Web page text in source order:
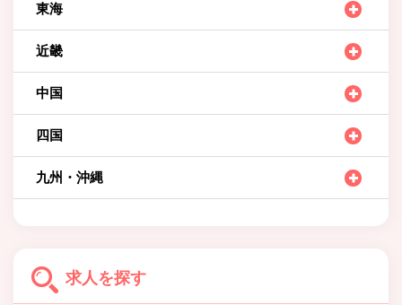
東海
近畿
中国
四国
九州・沖縄
求人を探す